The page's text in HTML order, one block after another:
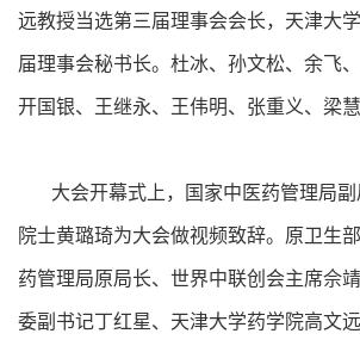
远教授当选第三届理事会会长，天津大
届理事会秘书长。杜冰、孙文松、余飞
开国银、王继永、王伟明、张重义、梁
大会开幕式上，国家中医药管理局副
院士黄璐琦为大会做视频致辞。原卫生
药管理局原局长、世界中联创会主席佘
委副书记丁红星、天津大学药学院高文